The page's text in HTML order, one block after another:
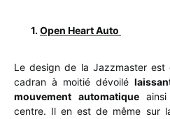
1. Open Heart Auto
Le design de la Jazzmaster
cadran à moitié dévoilé
mouvement automatiqueainsi
centre. Il en est de même sur